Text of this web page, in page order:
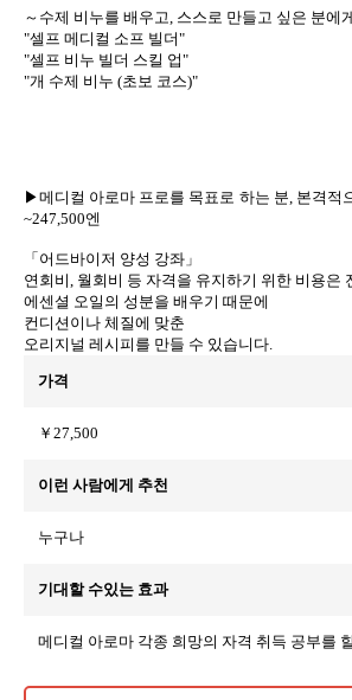
～수제 비누를 배우고, 스스로 만들고 싶은 분에
"셀프 메디컬 소프 빌더"
"셀프 비누 빌더 스킬 업"
"개 수제 비누 (초보 코스)"
▶메디컬 아로마 프로를 목표로 하는 분, 본격적
~247,500엔
「어드바이저 양성 강좌」
연회비, 월회비 등 자격을 유지하기 위한 비용은
에센셜 오일의 성분을 배우기 때문에
컨디션이나 체질에 맞춘
오리지널 레시피를 만들 수 있습니다.
가격
￥27,500
이런 사람에게 추천
누구나
기대할 수있는 효과
메디컬 아로마 각종 희망의 자격 취득 공부를